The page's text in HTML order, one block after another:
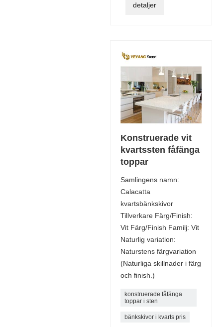
detaljer
Konstruerade vit
kvartssten fåfänga
toppar
Samlingens namn:
Calacatta
kvartsbänkskivor
Tillverkare Färg/Finish:
Vit Färg/Finish Familj: Vit
Naturlig variation:
Naturstens färgvariation
(Naturliga skillnader i färg
och finish.)
konstruerade fåfänga
toppar i sten
bänkskivor i kvarts pris